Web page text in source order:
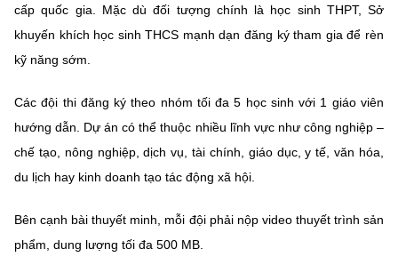
Địa chỉ: Ban Biên tập Cổng TTĐT - 18 Nguyễn Du, TP. Hà Nội
Điện thoại: 024 3936 9506
©2026 Bản quyền thuộc Bộ Khoa Học và Công Nghệ
website này)
cấp quốc gia. Mặc dù đối tượng chính là học sinh THPT, Sở
khuyến khích học sinh THCS mạnh dạn đăng ký tham gia để rèn
kỹ năng sớm.
Các đội thi đăng ký theo nhóm tối đa 5 học sinh với 1 giáo viên
hướng dẫn. Dự án có thể thuộc nhiều lĩnh vực như công nghiệp –
chế tạo, nông nghiệp, dịch vụ, tài chính, giáo dục, y tế, văn hóa,
du lịch hay kinh doanh tạo tác động xã hội.
Bên cạnh bài thuyết minh, mỗi đội phải nộp video thuyết trình sản
phẩm, dung lượng tối đa 500 MB.